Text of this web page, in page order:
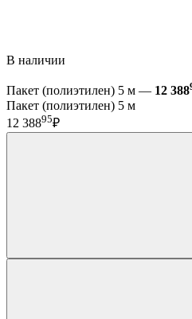
В наличии
Пакет (полиэтилен) 5 м — 12 388
Пакет (полиэтилен) 5 м
12 38895₽